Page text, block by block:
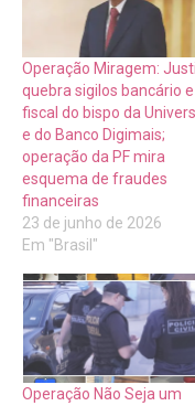
Operação Miragem:
quebra sigilos bancário e
fiscal do bispo da
e do Banco Digimais;
operação da PF mira
esquema de fraudes
financeiras
23 de junho de 2026
Em "Brasil"
Operação Não Seja um